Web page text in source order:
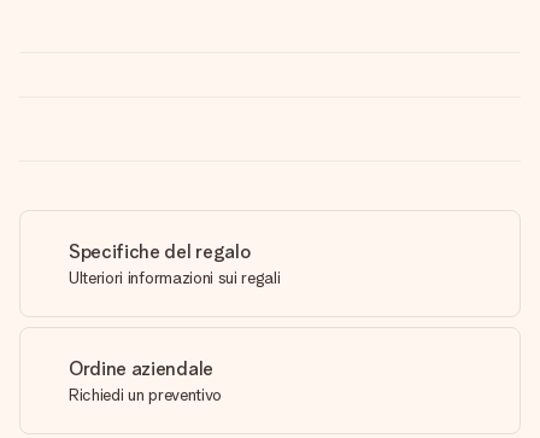
Specifiche del regalo
Ulteriori informazioni sui regali
Ordine aziendale
Richiedi un preventivo